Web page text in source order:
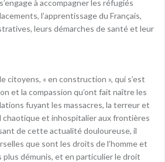
à accompagner les réfugiés
l’apprentissage du Français,
leurs démarches de santé et leur
citoyens, « en construction », qui s’est
et la compassion qu’ont fait naître les
fuyant les massacres, la terreur et
chaotique et inhospitalier aux frontières
de cette actualité douloureuse, il
que sont les droits de l’homme et
plus démunis, et en particulier le droit